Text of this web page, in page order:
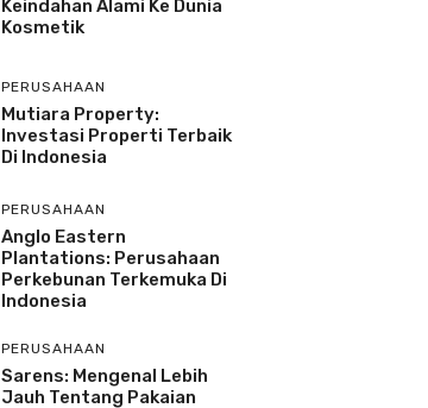
Keindahan Alami Ke Dunia
Kosmetik
PERUSAHAAN
Mutiara Property:
Investasi Properti Terbaik
Di Indonesia
PERUSAHAAN
Anglo Eastern
Plantations: Perusahaan
Perkebunan Terkemuka Di
Indonesia
PERUSAHAAN
Sarens: Mengenal Lebih
Jauh Tentang Pakaian